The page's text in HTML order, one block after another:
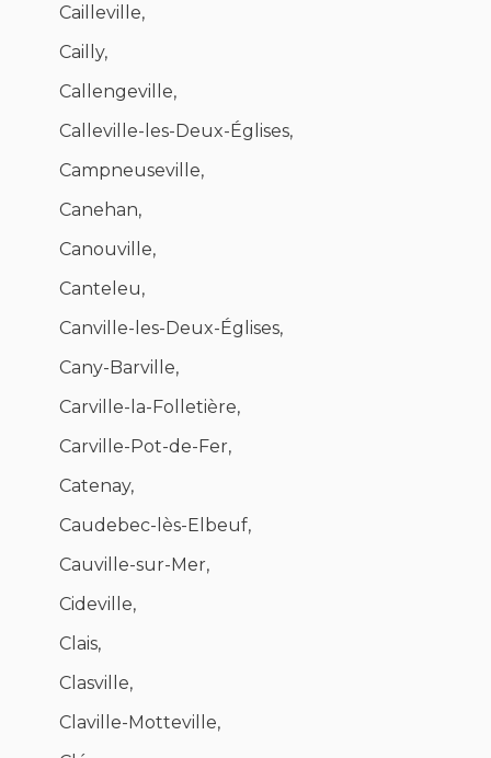
Cailleville,
Cailly,
Callengeville,
Calleville-les-Deux-Églises,
Campneuseville,
Canehan,
Canouville,
Canteleu,
Canville-les-Deux-Églises,
Cany-Barville,
Carville-la-Folletière,
Carville-Pot-de-Fer,
Catenay,
Caudebec-lès-Elbeuf,
Cauville-sur-Mer,
Cideville,
Clais,
Clasville,
Claville-Motteville,